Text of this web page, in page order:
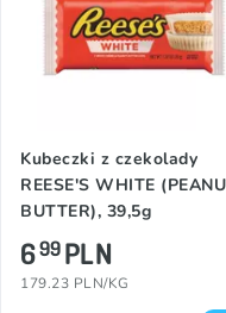
Kubeczki z czekolady
REESE'S WHITE
BUTTER), 39,5g
699PLN
179.23 PLN/KG